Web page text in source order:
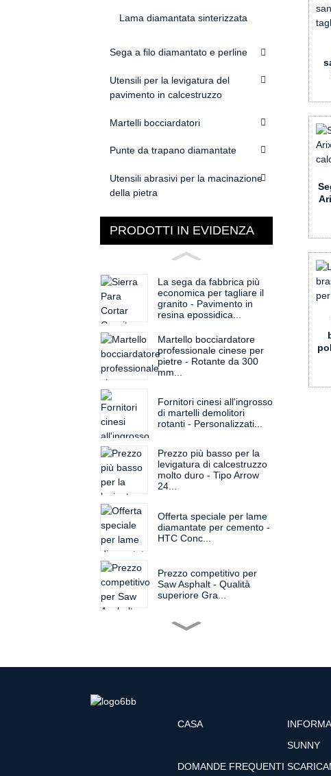
Lama diamantata sinterizzata
Sega a filo diamantato e perline
Utensili per la levigatura del
pavimento in calcestruzzo
Martelli bocciardatori
Punte da trapano diamantate
Utensili abrasivi per la macinazione
della pietra
PRODOTTI IN EVIDENZA
La sega da fabbrica più
economica per tagliare il
granito - Pavimento in
resina epossidica...
Martello bocciardatore
professionale cinese per
pietre - Rotante da 300
mm...
Fornitori cinesi all'ingrosso
di martelli demolitori
rotanti - Personalizzati...
Prezzo più basso per la
levigatura di calcestruzzo
molto duro - Tipo Arrow
24...
Offerta speciale per lame
diamantate per cemento -
HTC Conc...
Prezzo competitivo per
Saw Asphalt - Qualità
superiore Gra...
Lama per smerigliatrice
diamantato da 1200 mm
CASA
SUNNY
DOMANDE FREQUENTI